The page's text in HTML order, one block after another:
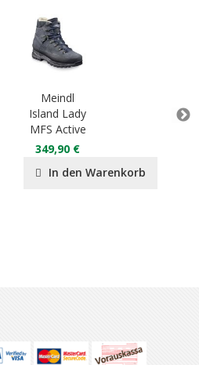
Meindl
Island Lady
MFS Active
349,90 €
In den Warenkorb